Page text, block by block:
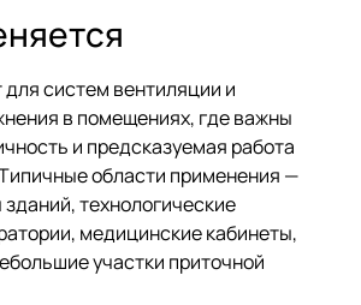
систем вентиляции и
в помещениях, где важны
и предсказуемая работа
области применения —
технологические
медицинские кабинеты,
участки приточной